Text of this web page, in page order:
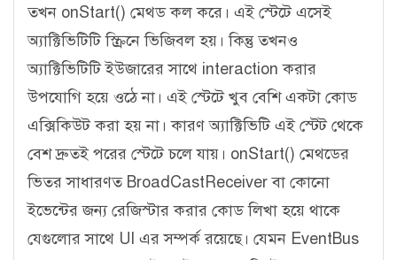
তখন onStart() মেথড কল করে। এই স্টেটে এসেই
অ্যাক্টিভিটিটি স্ক্রিনে ভিজিবল হয়। কিন্তু তখনও
অ্যাক্টিভিটিটি ইউজারের সাথে interaction করার
উপযোগি হয়ে ওঠে না। এই স্টেটে খুব বেশি একটা কোড
এক্সিকিউট করা হয় না। কারণ অ্যাক্টিভিটি এই স্টেট থেকে
বেশ দ্রুতই পরের স্টেটে চলে যায়। onStart() মেথডের
ভিতর সাধারণত BroadCastReceiver বা কোনো
ইভেন্টের জন্য রেজিস্টার করার কোড লিখা হয়ে থাকে
যেগুলোর সাথে UI এর সম্পর্ক রয়েছে। যেমন EventBus